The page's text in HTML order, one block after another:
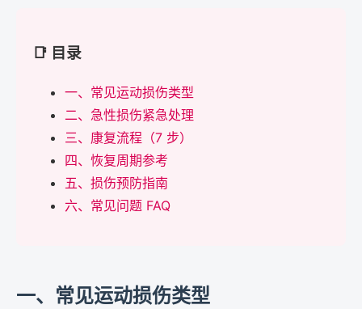
📑 目录
一、常见运动损伤类型
二、急性损伤紧急处理
三、康复流程（7 步）
四、恢复周期参考
五、损伤预防指南
六、常见问题 FAQ
一、常见运动损伤类型